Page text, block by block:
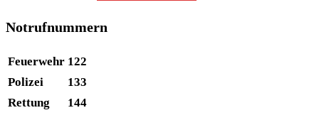
Notrufnummern
Feuerwehr 122
Polizei
133
Rettung
144